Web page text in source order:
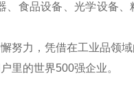
食品设备、光学设备
努力，凭借在工业品领域
里的世界500强企业。